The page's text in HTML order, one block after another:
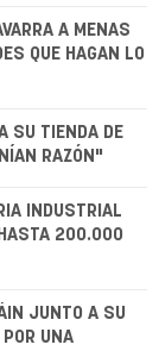
A MENAS
QUE HAGAN LO
SU TIENDA DE
RAZÓN"
INDUSTRIAL
HASTA 200.000
JUNTO A SU
UNA